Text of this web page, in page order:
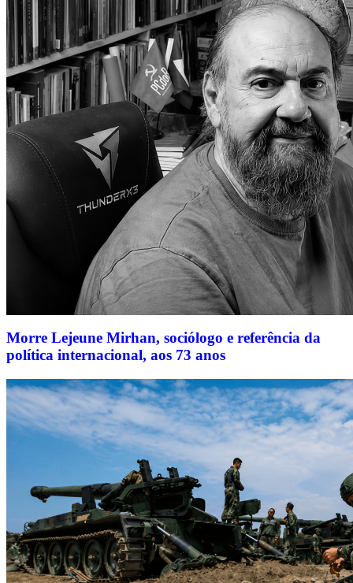
Morre Lejeune Mirhan, sociólogo e referência da
política internacional, aos 73 anos